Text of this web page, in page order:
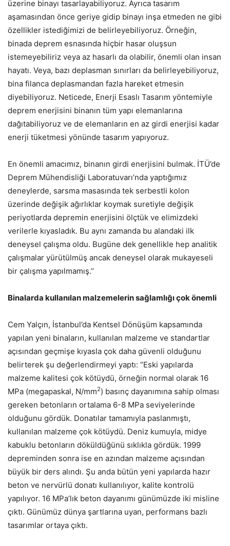
üzerine binayı tasarlayabiliyoruz. Ayrıca tasarım
aşamasından önce geriye gidip binayı inşa etmeden ne gibi
özellikler istediğimizi de belirleyebiliyoruz. Örneğin,
binada deprem esnasında hiçbir hasar oluşsun
istemeyebiliriz veya az hasarlı da olabilir, önemli olan insan
hayatı. Veya, bazı deplasman sınırları da belirleyebiliyoruz,
bina filanca deplasmandan fazla hareket etmesin
diyebiliyoruz. Neticede, Enerji Esaslı Tasarım yöntemiyle
deprem enerjisini binanın tüm yapı elemanlarına
dağıtabiliyoruz ve de elemanların en az girdi enerjisi kadar
enerji tüketmesi yönünde tasarım yapıyoruz.
En önemli amacımız, binanın girdi enerjisini bulmak. İTÜ’de
Deprem Mühendisliği Laboratuvarı’nda yaptığımız
deneylerde, sarsma masasında tek serbestli kolon
üzerinde değişik ağırlıklar koymak suretiyle değişik
periyotlarda depremin enerjisini ölçtük ve elimizdeki
verilerle kıyasladık. Bu aynı zamanda bu alandaki ilk
deneysel çalışma oldu. Bugüne dek genellikle hep analitik
çalışmalar yürütülmüş ancak deneysel olarak mukayeseli
bir çalışma yapılmamış.’’
Binalarda kullanılan malzemelerin sağlamlığı çok önemli
Cem Yalçın, İstanbul’da Kentsel Dönüşüm kapsamında
yapılan yeni binaların, kullanılan malzeme ve standartlar
açısından geçmişe kıyasla çok daha güvenli olduğunu
belirterek şu değerlendirmeyi yaptı: ‘’Eski yapılarda
malzeme kalitesi çok kötüydü, örneğin normal olarak 16
MPa (megapaskal, N/mm2) basınç dayanımına sahip olması
gereken betonların ortalama 6-8 MPa seviyelerinde
olduğunu gördük. Donatılar tamamıyla paslanmıştı,
kullanılan malzeme çok kötüydü. Deniz kumuyla, midye
kabuklu betonların döküldüğünü sıklıkla gördük. 1999
depreminden sonra ise en azından malzeme açısından
büyük bir ders alındı. Şu anda bütün yeni yapılarda hazır
beton ve nervürlü donatı kullanılıyor, kalite kontrolü
yapılıyor. 16 MPa’lık beton dayanımı günümüzde iki misline
çıktı. Günümüz dünya şartlarına uyan, performans bazlı
tasarımlar ortaya çıktı.